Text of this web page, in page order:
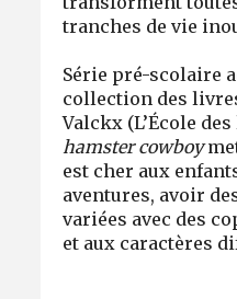
tranches de vie
Série pré-scolaire
collection des
Valckx (L’École
hamster cowboy
est cher aux
aventures, avoir
variées avec des
et aux caractères